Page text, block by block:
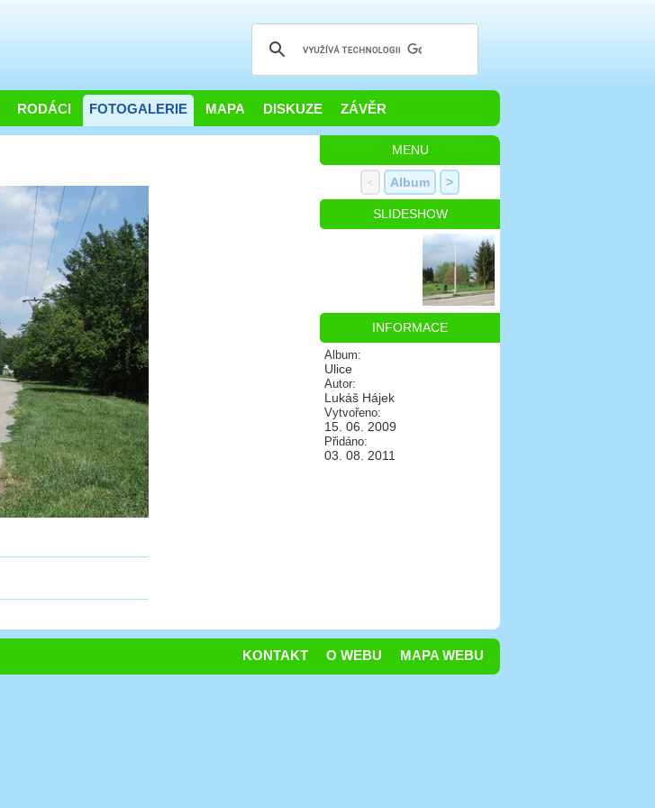
RODÁCI FOTOGALERIE MAPA DISKUZE ZÁVĚR
MENU
< Album >
SLIDESHOW
INFORMACE
Album:
Ulice
Autor:
Lukáš Hájek
Vytvořeno:
15. 06. 2009
Přidáno:
03. 08. 2011
MAPA WEBU
O WEBU
KONTAKT